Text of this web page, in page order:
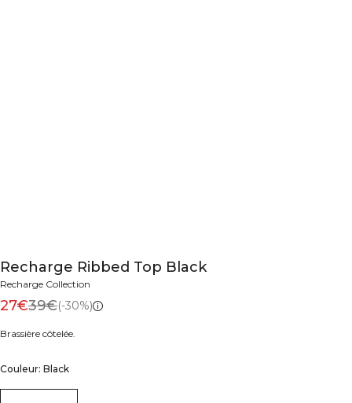
Recharge Ribbed Top Black
Recharge Collection
27€39€(-30%)
Brassière côtelée.
Couleur: Black